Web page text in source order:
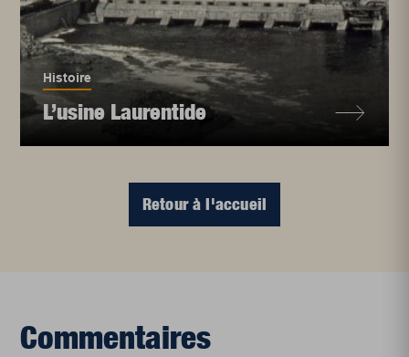
Histoire
L’usine Laurentide
Retour à l'accueil
Commentaires